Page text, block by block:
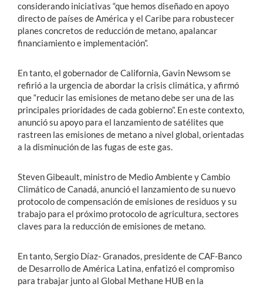
considerando iniciativas “que hemos diseñado en apoyo
directo de países de América y el Caribe para robustecer
planes concretos de reducción de metano, apalancar
financiamiento e implementación”.
En tanto, el gobernador de California, Gavin Newsom se
refirió a la urgencia de abordar la crisis climática, y afirmó
que “reducir las emisiones de metano debe ser una de las
principales prioridades de cada gobierno”. En este contexto,
anunció su apoyo para el lanzamiento de satélites que
rastreen las emisiones de metano a nivel global, orientadas
a la disminución de las fugas de este gas.
Steven Gibeault, ministro de Medio Ambiente y Cambio
Climático de Canadá, anunció el lanzamiento de su nuevo
protocolo de compensación de emisiones de residuos y su
trabajo para el próximo protocolo de agricultura, sectores
claves para la reducción de emisiones de metano.
En tanto, Sergio Díaz- Granados, presidente de CAF-Banco
de Desarrollo de América Latina, enfatizó el compromiso
para trabajar junto al Global Methane HUB en la